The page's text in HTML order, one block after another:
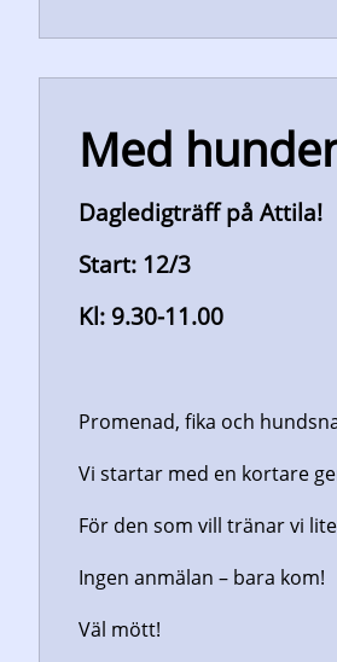
Med
Dagledigträff på Attila!
Start: 12/3
Kl: 9.30-11.00
Promenad, fika och
Vi startar med en kortare
För den som vill tränar vi
Ingen anmälan – bara kom!
Väl mött!